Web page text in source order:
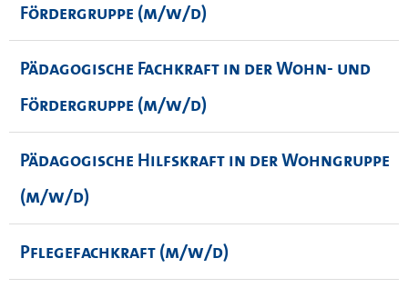
Fördergruppe (m/w/d)
Pädagogische Fachkraft in der Wohn- und
Fördergruppe (m/w/d)
Pädagogische Hilfskraft in der Wohngruppe
(m/w/d)
Pflegefachkraft (m/w/d)